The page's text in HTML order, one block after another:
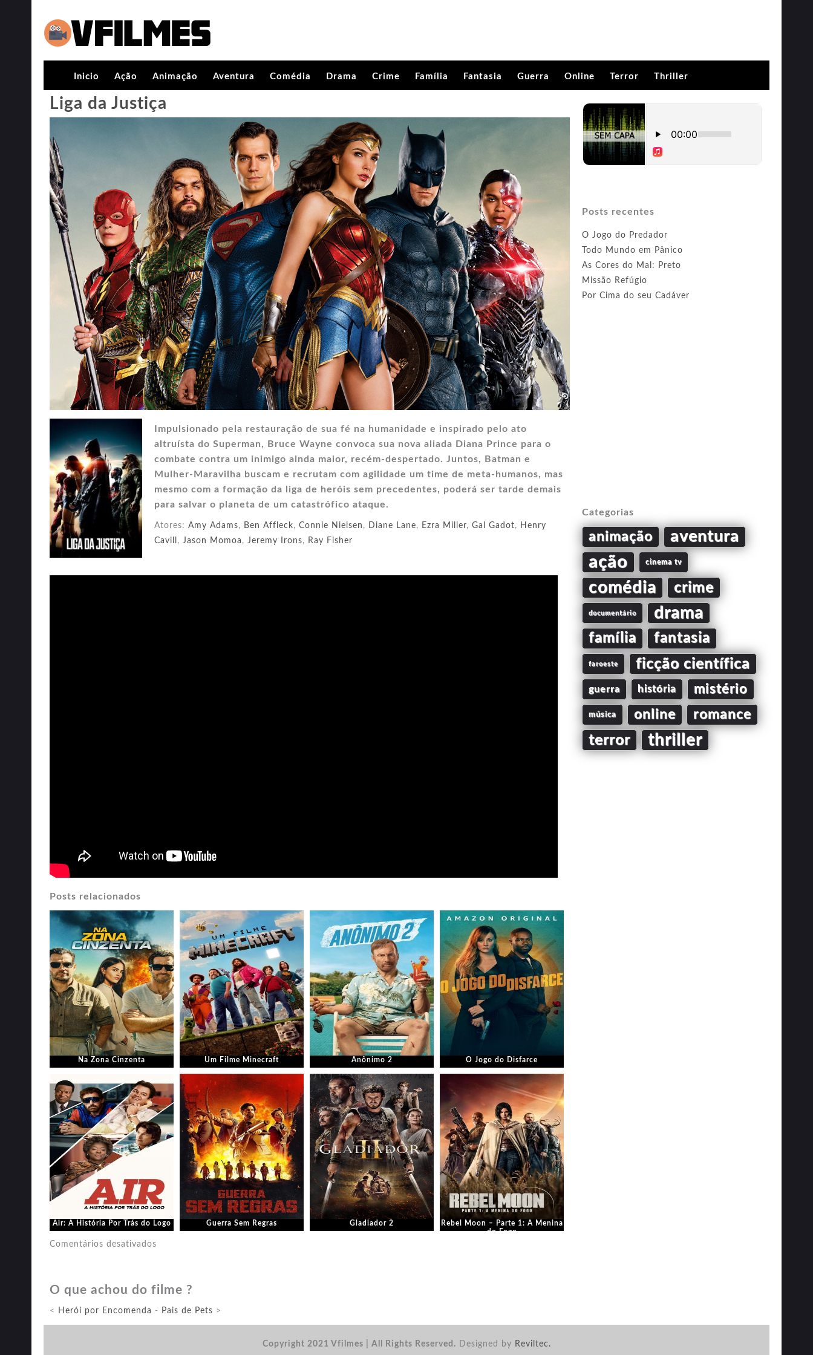
Inicio Ação Animação Aventura Comédia Drama Crime Família Fantasia Guerra Online Terror Thriller
Liga da Justiça
Impulsionado pela restauração de sua fé na humanidade e inspirado pelo ato
altruísta do Superman, Bruce Wayne convoca sua nova aliada Diana Prince para o
combate contra um inimigo ainda maior, recém-despertado. Juntos, Batman e
Mulher-Maravilha buscam e recrutam com agilidade um time de meta-humanos, mas
mesmo com a formação da liga de heróis sem precedentes, poderá ser tarde demais
para salvar o planeta de um catastrófico ataque.
Atores: Amy Adams, Ben Affleck, Connie Nielsen , Diane Lane, Ezra Miller, Gal Gadot, Henry
Cavill , Jason Momoa , Jeremy Irons, Ray Fisher
Posts relacionados
Na Zona Cinzenta Um Filme Minecraft Anônimo 2 O Jogo do Disfarce
Air: A História Por Trás do Logo Guerra Sem Regras Gladiador 2
Rebel Moon – Parte 1: A Menina
do Fogo
Comentários desativados
–
O que achou do filme ?
< Herói por Encomenda - Pais de Pets >
Posts recentes
O Jogo do Predador
Todo Mundo em Pânico
As Cores do Mal: Preto
Missão Refúgio
Por Cima do seu Cadáver
Categorias
animação aventura
ação cinema tv
comédia crime
documentário drama
família fantasia
faroeste ficção científica
guerra história mistério
música online romance
terror thriller
Copyright 2021 Vfilmes | All Rights Reserved. Designed by Reviltec.